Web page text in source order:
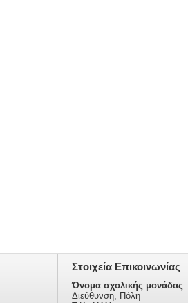
Στοιχεία Επικοινωνίας
Όνομα σχολικής μονάδας
Διεύθυνση, Πόλη